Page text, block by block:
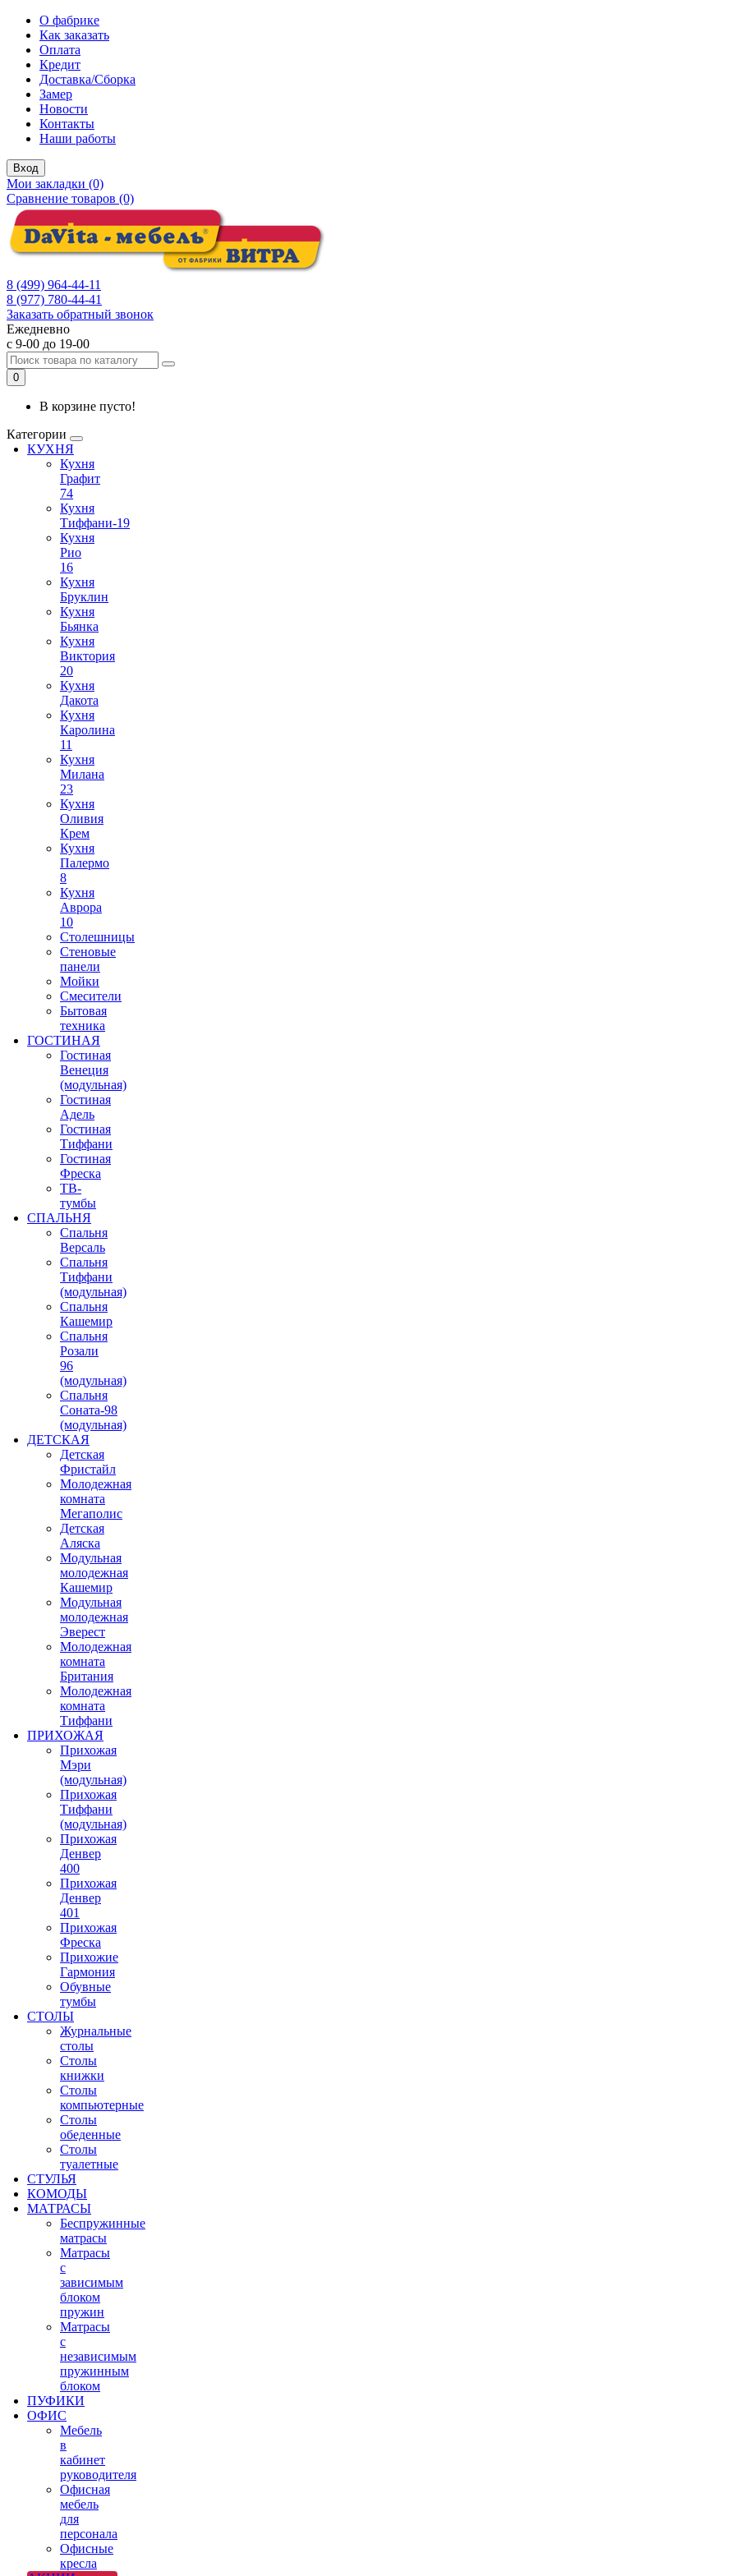
О фабрике
Как заказать
Оплата
Кредит
Доставка/Сборка
Замер
Новости
Контакты
Наши работы
Вход
Мои закладки (0)
Сравнение товаров (0)
8 (499) 964-44-11
8 (977) 780-44-41
Заказать обратный звонок
Ежедневно
с 9-00 до 19-00
0
В корзине пусто!
Категории
КУХНЯ
Кухня
Графит
74
Кухня
Тиффани-19
Кухня
Рио
16
Кухня
Бруклин
Кухня
Бьянка
Кухня
Виктория
20
Кухня
Дакота
Кухня
Каролина
11
Кухня
Милана
23
Кухня
Оливия
Крем
Кухня
Палермо
8
Кухня
Аврора
10
Столешницы
Стеновые
панели
Мойки
Смесители
Бытовая
техника
ГОСТИНАЯ
Гостиная
Венеция
(модульная)
Гостиная
Адель
Гостиная
Тиффани
Гостиная
Фреска
ТВ-
тумбы
СПАЛЬНЯ
Спальня
Версаль
Спальня
Тиффани
(модульная)
Спальня
Кашемир
Спальня
Розали
96
(модульная)
Спальня
Соната-98
(модульная)
ДЕТСКАЯ
Детская
Фристайл
Молодежная
комната
Мегаполис
Детская
Аляска
Модульная
молодежная
Кашемир
Модульная
молодежная
Эверест
Молодежная
комната
Британия
Молодежная
комната
Тиффани
ПРИХОЖАЯ
Прихожая
Мэри
(модульная)
Прихожая
Тиффани
(модульная)
Прихожая
Денвер
400
Прихожая
Денвер
401
Прихожая
Фреска
Прихожие
Гармония
Обувные
тумбы
СТОЛЫ
Журнальные
столы
Столы
книжки
Столы
компьютерные
Столы
обеденные
Столы
туалетные
СТУЛЬЯ
КОМОДЫ
МАТРАСЫ
Беспружинные
матрасы
Матрасы
с
зависимым
блоком
пружин
Матрасы
с
независимым
пружинным
блоком
ПУФИКИ
ОФИС
Мебель
в
кабинет
руководителя
Офисная
мебель
для
персонала
Офисные
кресла